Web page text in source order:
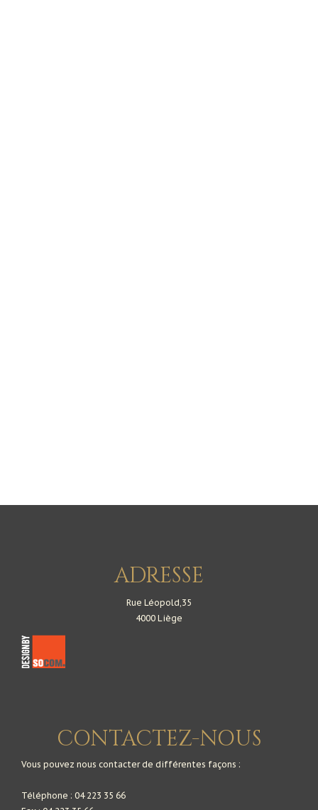
ADRESSE
Rue Léopold,35
4000 Liège
CONTACTEZ-NOUS
Vous pouvez nous contacter de différentes façons :
Téléphone : 04 223 35 66